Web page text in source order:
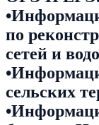
по
сетей и
сельских